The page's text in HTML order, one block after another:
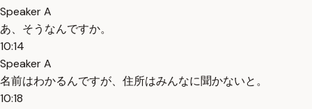
Speaker A
あ、そうなんですか。
10:14
Speaker A
名前はわかるんですが、住所はみんなに聞かないと。
10:18